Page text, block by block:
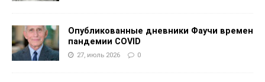
Опубликованные дневники Фаучи времен
пандемии COVID
27, июль 2026 0